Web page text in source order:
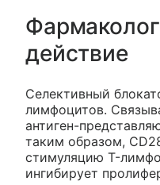
действие
Селективный
лимфоцитов.
антиген-
таким образом,
стимуляцию T-
ингибирует